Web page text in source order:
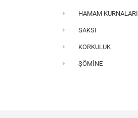
HAMAM KURNALARI
SAKSI
KORKULUK
ŞÖMİNE